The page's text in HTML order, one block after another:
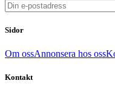
Sidor
Om ossAnnonsera hos oss
Kontakt